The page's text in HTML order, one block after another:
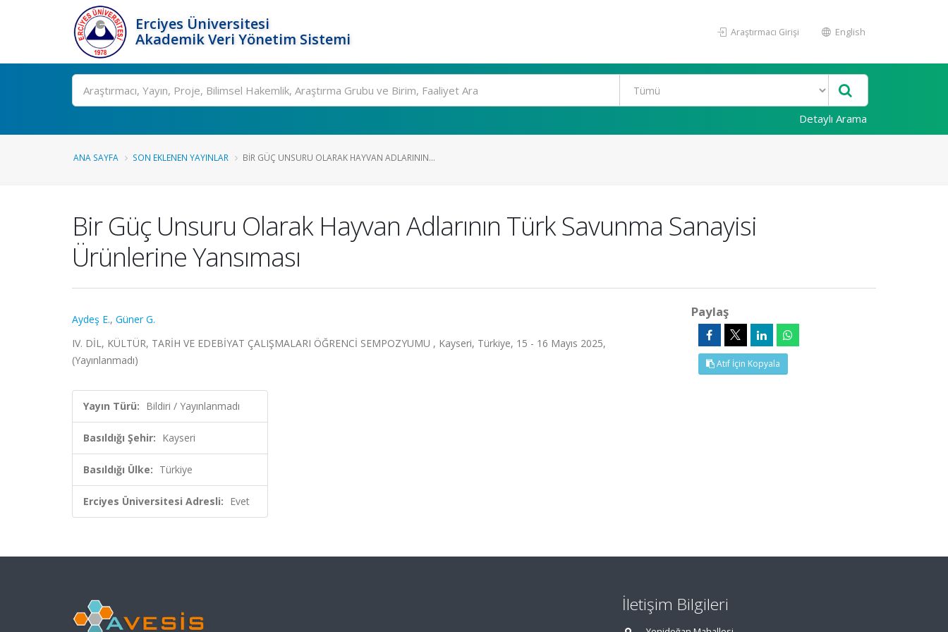
Erciyes Üniversitesi
Akademik Veri Yönetim Sistemi
Araştırmacı Girişi English
Ara
Detaylı Arama
ANA SAYFA SON EKLENEN YAYINLAR BIR GÜÇ UNSURU OLARAK HAYVAN ADLARININ...
Bir Güç Unsuru Olarak Hayvan Adlarının Türk Savunma Sanayisi
Ürünlerine Yansıması
Aydeş E., Güner G.
IV. DİL, KÜLTÜR, TARİH VE EDEBİYAT ÇALIŞMALARI ÖĞRENCİ SEMPOZYUMU , Kayseri, Türkiye, 15 - 16 Mayıs 2025,
(Yayınlanmadı)
Yayın Türü: Bildiri / Yayınlanmadı
Basıldığı Şehir: Kayseri
Basıldığı Ülke: Türkiye
Erciyes Üniversitesi Adresli: Evet
Paylaş
Atıf İçin Kopyala
İletişim Bilgileri